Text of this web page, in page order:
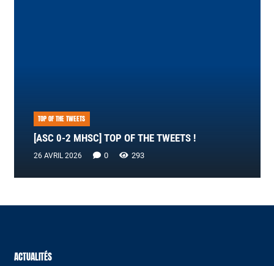
TOP OF THE TWEETS
[ASC 0-2 MHSC] TOP OF THE TWEETS !
26 AVRIL 2026 0 293
ACTUALITÉS